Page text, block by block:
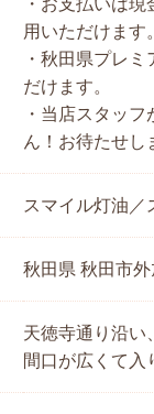
・お支払いは
用いただけます。
・秋田県プレ
だけます。
・当店スタッ
ん！お待たせし
スマイル灯油／
秋田県 秋田市
天徳寺通り沿い
間口が広くて入